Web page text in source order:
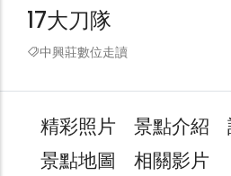
17大刀隊
中興莊數位走讀
精彩照片 景點介紹
景點地圖
相關影片